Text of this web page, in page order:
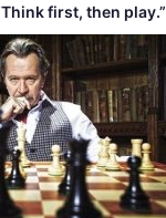
first, then play.”